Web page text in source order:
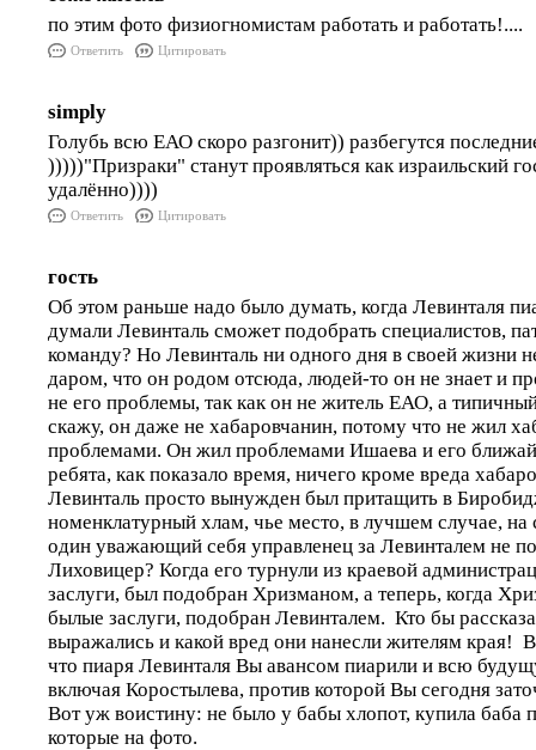
по этим фото физиогномистам работать и работать!....
Ответить Цитировать
simply
Голубь всю ЕАО скоро разгонит)) разбегутся
)))))"Призраки" станут проявляться как израильский
удалённо))))
Ответить Цитировать
гость
Об этом раньше надо было думать, когда Левинталя
думали Левинталь сможет подобрать специалистов,
команду? Но Левинталь ни одного дня в своей жизни
даром, что он родом отсюда, людей-то он не знает и
не его проблемы, так как он не житель ЕАО, а
скажу, он даже не хабаровчанин, потому что не жил
проблемами. Он жил проблемами Ишаева и его
ребята, как показало время, ничего кроме вреда
Левинталь просто вынужден был притащить в
номенклатурный хлам, чье место, в лучшем случае, на
один уважающий себя управленец за Левинталем не
Лиховицер? Когда его турнули из краевой
заслуги, был подобран Хризманом, а теперь, когда
былые заслуги, подобран Левинталем. Кто бы
выражались и какой вред они нанесли жителям края!
что пиаря Левинталя Вы авансом пиарили и всю
включая Коростылева, против которой Вы сегодня
Вот уж воистину: не было у бабы хлопот, купила баба
которые на фото.